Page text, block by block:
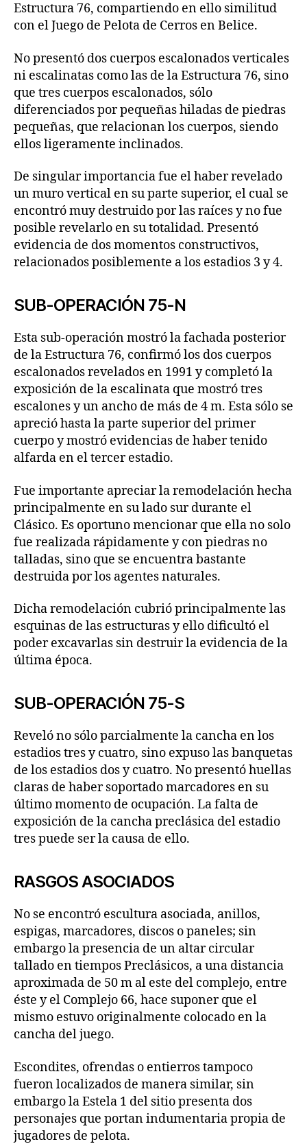
Estructura 76, compartiendo en ello similitud
con el Juego de Pelota de Cerros en Belice.
No presentó dos cuerpos escalonados verticales
ni escalinatas como las de la Estructura 76, sino
que tres cuerpos escalonados, sólo
diferenciados por pequeñas hiladas de piedras
pequeñas, que relacionan los cuerpos, siendo
ellos ligeramente inclinados.
De singular importancia fue el haber revelado
un muro vertical en su parte superior, el cual se
encontró muy destruido por las raíces y no fue
posible revelarlo en su totalidad. Presentó
evidencia de dos momentos constructivos,
relacionados posiblemente a los estadios 3 y 4.
SUB-OPERACIÓN 75-N
Esta sub-operación mostró la fachada posterior
de la Estructura 76, confirmó los dos cuerpos
escalonados revelados en 1991 y completó la
exposición de la escalinata que mostró tres
escalones y un ancho de más de 4 m. Esta sólo se
apreció hasta la parte superior del primer
cuerpo y mostró evidencias de haber tenido
alfarda en el tercer estadio.
Fue importante apreciar la remodelación hecha
principalmente en su lado sur durante el
Clásico. Es oportuno mencionar que ella no solo
fue realizada rápidamente y con piedras no
talladas, sino que se encuentra bastante
destruida por los agentes naturales.
Dicha remodelación cubrió principalmente las
esquinas de las estructuras y ello dificultó el
poder excavarlas sin destruir la evidencia de la
última época.
SUB-OPERACIÓN 75-S
Reveló no sólo parcialmente la cancha en los
estadios tres y cuatro, sino expuso las banquetas
de los estadios dos y cuatro. No presentó huellas
claras de haber soportado marcadores en su
último momento de ocupación. La falta de
exposición de la cancha preclásica del estadio
tres puede ser la causa de ello.
RASGOS ASOCIADOS
No se encontró escultura asociada, anillos,
espigas, marcadores, discos o paneles; sin
embargo la presencia de un altar circular
tallado en tiempos Preclásicos, a una distancia
aproximada de 50 m al este del complejo, entre
éste y el Complejo 66, hace suponer que el
mismo estuvo originalmente colocado en la
cancha del juego.
Escondites, ofrendas o entierros tampoco
fueron localizados de manera similar, sin
embargo la Estela 1 del sitio presenta dos
personajes que portan indumentaria propia de
jugadores de pelota.